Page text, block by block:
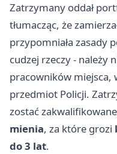
Zatrzymany oddał
tłumacząc, że
przypomniała zasady
cudzej rzeczy - należy
pracowników miejsca,
przedmiot Policji.
zostać
mienia, za które grozi
do 3 lat.